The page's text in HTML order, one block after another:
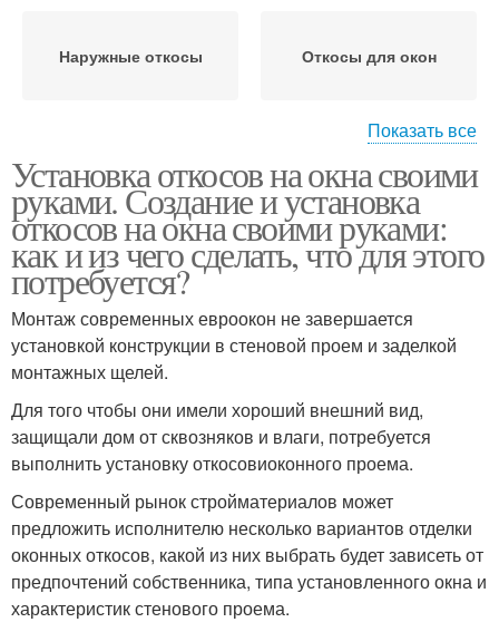
Наружные откосы Откосы для окон
Откосы из пластика Откосы из гипсокартона
Откосы из штукатурки
Цены на пластиковые
откосы
Откосы из сэндвич-
панелей
Металлические откосы Откосы из металла
Показать все
Установка откосов на окна своими
руками. Создание и установка
откосов на окна своими руками:
как и из чего сделать, что для этого
потребуется?
Монтаж современных евроокон не завершается
установкой конструкции в стеновой проем и заделкой
монтажных щелей.
Для того чтобы они имели хороший внешний вид,
защищали дом от сквозняков и влаги, потребуется
выполнить установку откосовиоконного проема.
Современный рынок стройматериалов может
предложить исполнителю несколько вариантов отделки
оконных откосов, какой из них выбрать будет зависеть от
предпочтений собственника, типа установленного окна и
характеристик стенового проема.